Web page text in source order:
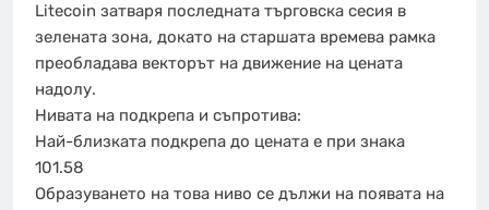
Litecoin затваря последната търговска сесия в
зелената зона, докато на старшата времева рамка
преобладава векторът на движение на цената
надолу.
Нивата на подкрепа и съпротива:
Най-близката подкрепа до цената е при знака
101.58
Образуването на това ниво се дължи на появата на